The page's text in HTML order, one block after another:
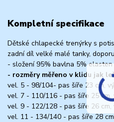
Kompletní specifikace
Dětské chlapecké trenýrky s
zadní díl velké malé tanky,
- složení 95% bavlna 5% elasten
- rozměry měřeno v klidu jak
vel. 5 - 98/104- pas šíře 23 cm,
vel. 7 - 110/116 - pas šíře 25 cm,
vel. 9 - 122/128 - pas šíře 26 cm,
vel. 11 - 134/140 - pas šíře 28